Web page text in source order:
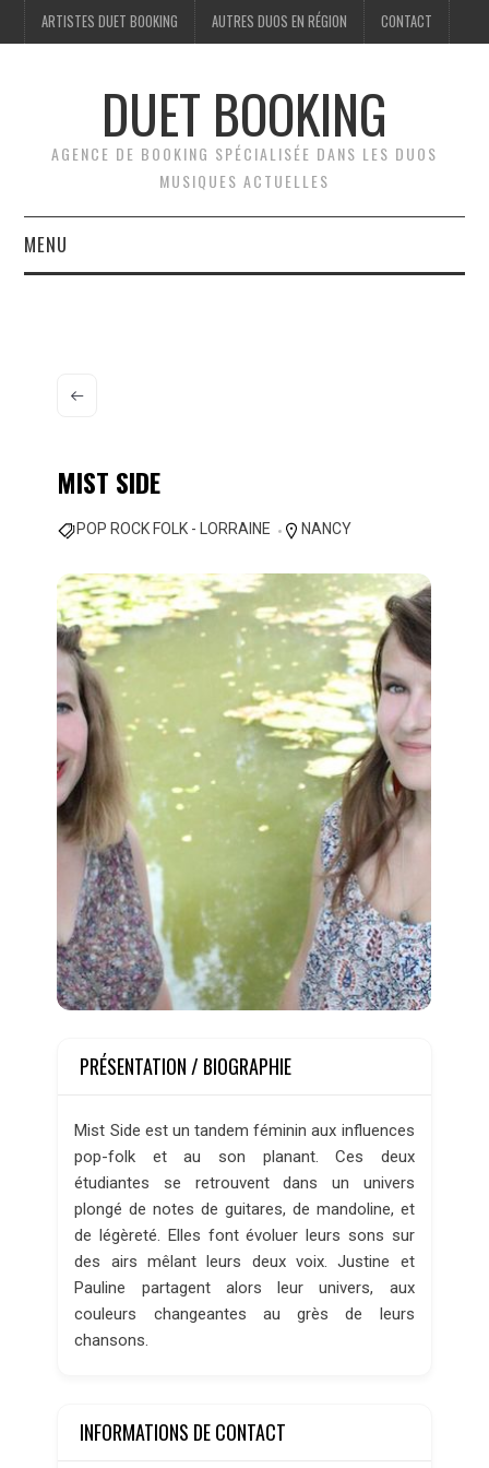
ARTISTES DUET BOOKING AUTRES DUOS EN RÉGION CONTACT
DUET BOOKING
AGENCE DE BOOKING SPÉCIALISÉE DANS LES DUOS
MUSIQUES ACTUELLES
MENU
CONTACT
MIST SIDE
POP ROCK FOLK - LORRAINE NANCY
PRÉSENTATION / BIOGRAPHIE
Mist Side est un tandem féminin aux influences
pop-folk et au son planant. Ces deux
étudiantes se retrouvent dans un univers
plongé de notes de guitares, de mandoline, et
de légèreté. Elles font évoluer leurs sons sur
des airs mêlant leurs deux voix. Justine et
Pauline partagent alors leur univers, aux
couleurs changeantes au grès de leurs
chansons.
INFORMATIONS DE CONTACT